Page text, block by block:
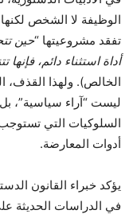
الوظيفة لا الشخص
تفقد مشروعيتها “حين
أداة استثناء دائم،
الخالص). ولهذا
ليست “آراء سياسية”،
السلوكيات التي
أدوات المعارضة.
يؤكد خبراء القانون
في الدراسات الحديثة